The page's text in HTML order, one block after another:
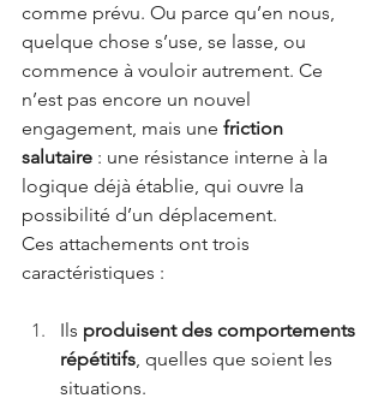
comme prévu. Ou parce qu’en nous,
quelque chose s’use, se lasse, ou
commence à vouloir autrement. Ce
n’est pas encore un nouvel
engagement, mais une friction
salutaire : une résistance interne à la
logique déjà établie, qui ouvre la
possibilité d’un déplacement.
Ces attachements ont trois
caractéristiques :
Ils produisent des comportements
répétitifs, quelles que soient les
situations.